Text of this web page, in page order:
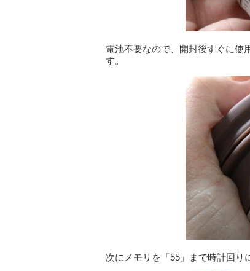
電池不要なので、開封後すぐに使
す。
次にメモリを「55」まで時計回り